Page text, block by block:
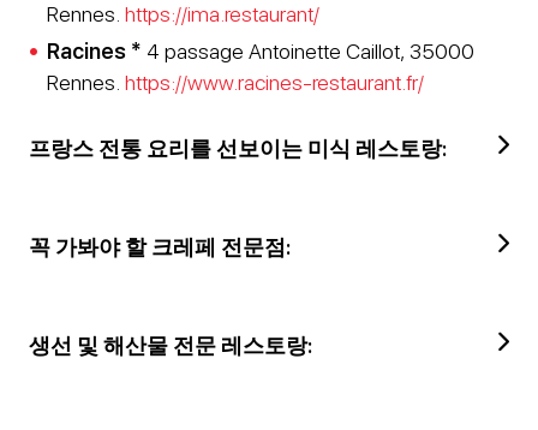
Rennes. https://ima.restaurant/
Racines * 4 passage Antoinette Caillot, 35000
Rennes. https://www.racines-restaurant.fr/
프랑스 전통 요리를 선보이는 미식 레스토랑:
꼭 가봐야 할 크레페 전문점:
생선 및 해산물 전문 레스토랑: